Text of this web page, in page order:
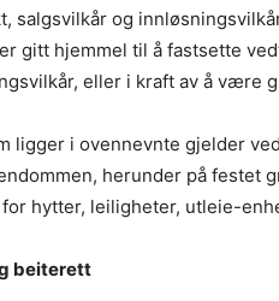
salgsvilkår og
gitt hjemmel til å fastsette
eller i kraft av å være
ligger i ovennevnte gjelder
herunder på festet
hytter, leiligheter, utleie-
beiterett